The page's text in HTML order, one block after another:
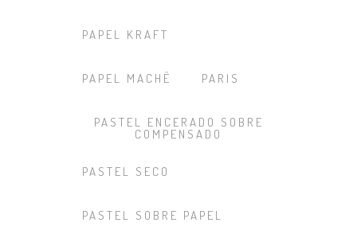
PAPEL KRAFT
PAPEL MACHÊ PARIS
PASTEL ENCERADO SOBRE
COMPENSADO
PASTEL SECO
PASTEL SOBRE PAPEL